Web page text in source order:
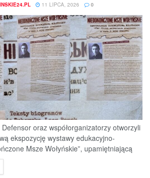
11 LIPCA, 2026 0
oraz współorganizatorzy otworzyli
ekspozycję wystawy edukacyjno-
Msze Wołyńskie”, upamiętniającą